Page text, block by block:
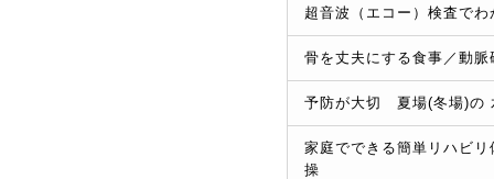
超音波（エコー）検査で
骨を丈夫にする食事／動
予防が大切 夏場(冬場)の
家庭でできる簡単リハビ
操